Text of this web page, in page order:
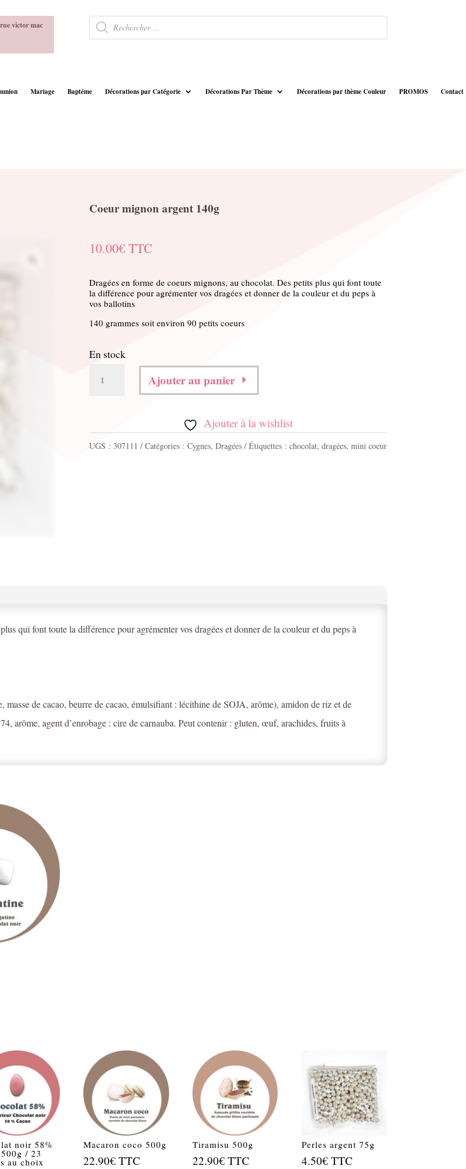
victor mac
Recherche
de
produits
Mariage Baptême Décorations par Catégorie Décorations Par Thème Décorations par thème Couleur PROMOS Contact
Coeur mignon argent 140g
10.00€ TTC
Dragées en forme de coeurs mignons, au chocolat. Des petits plus qui font toute
la différence pour agrémenter vos dragées et donner de la couleur et du peps à
vos ballotins
140 grammes soit environ 90 petits coeurs
En stock
mignon
argent
Ajouter au panier
Ajouter à la wishlist
UGS : 307111 Catégories : Cygnes, Dragées Étiquettes : chocolat, dragées, mini coeur
qui font toute la différence pour agrémenter vos dragées et donner de la couleur et du peps à
de cacao, beurre de cacao, émulsifiant : lécithine de SOJA, arôme), amidon de riz et de
arôme, agent d’enrobage : cire de carnauba. Peut contenir : gluten, œuf, arachides, fruits à
noir 58%
/ 23
au choix
Macaron coco 500g
22.90€ TTC
Tiramisu 500g
22.90€ TTC
Perles argent 75g
4.50€ TTC